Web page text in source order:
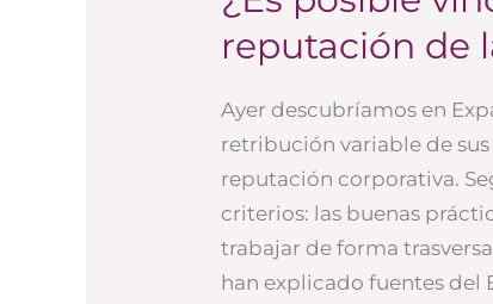
reputación de
Ayer descubríamos en
retribución variable de
reputación corporativa.
criterios: las buenas
trabajar de forma
han explicado fuentes del
posible
vincular
sueldo